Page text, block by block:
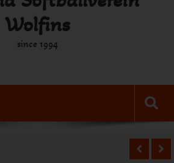
Wolfins
since 1994